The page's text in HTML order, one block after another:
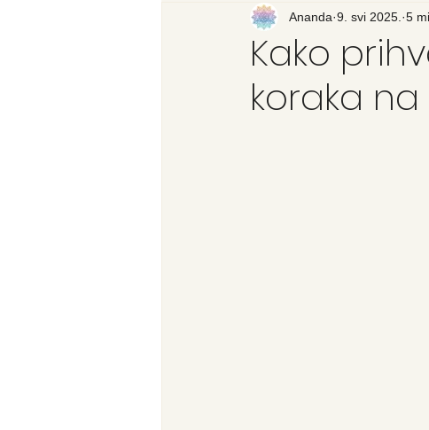
Recenzija knjige Svijet
Kako
koraka
Ananda 9. svi 2025. 5